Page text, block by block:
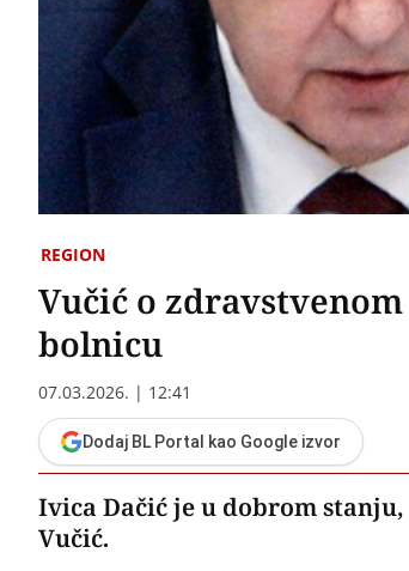
REGION
Vučić o
bolnicu
07.03.2026. | 12:41
Dodaj BL Portal kao Google izvor
Ivica Dačić je u dobrom
Vučić.